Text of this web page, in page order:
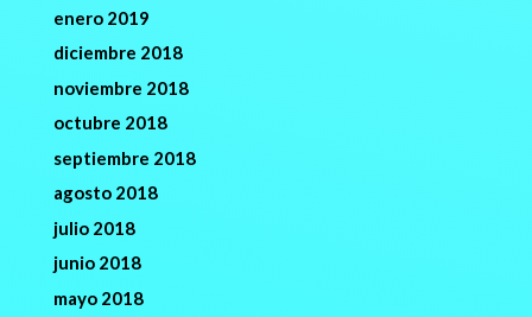
enero 2019
diciembre 2018
noviembre 2018
octubre 2018
septiembre 2018
agosto 2018
julio 2018
junio 2018
mayo 2018